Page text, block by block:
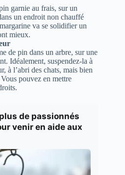
garnie au frais, sur un
un endroit non chauffé
va se solidifier un
mieux.
de pin dans un arbre, sur une
Idéalement, suspendez-la à
à l’abri des chats, mais bien
pouvez en mettre
de passionnés
venir en aide aux